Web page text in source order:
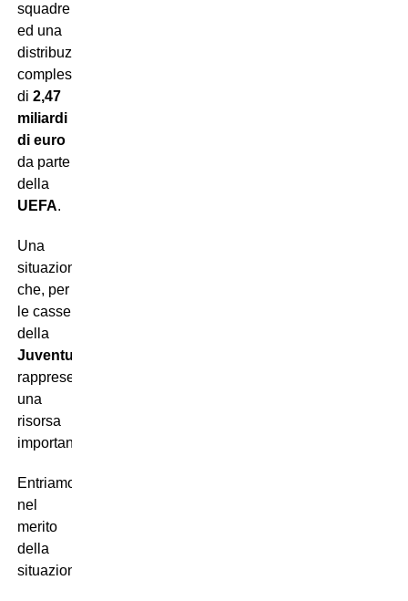
squadre
ed una
distribuzione
complessiva
di 2,47
miliardi
di euro
da parte
della
UEFA.
Una
situazione
che, per
le casse
della
Juventus
rappresenta
una
risorsa
importantissima.
Entriamo
nel
merito
della
situazione.